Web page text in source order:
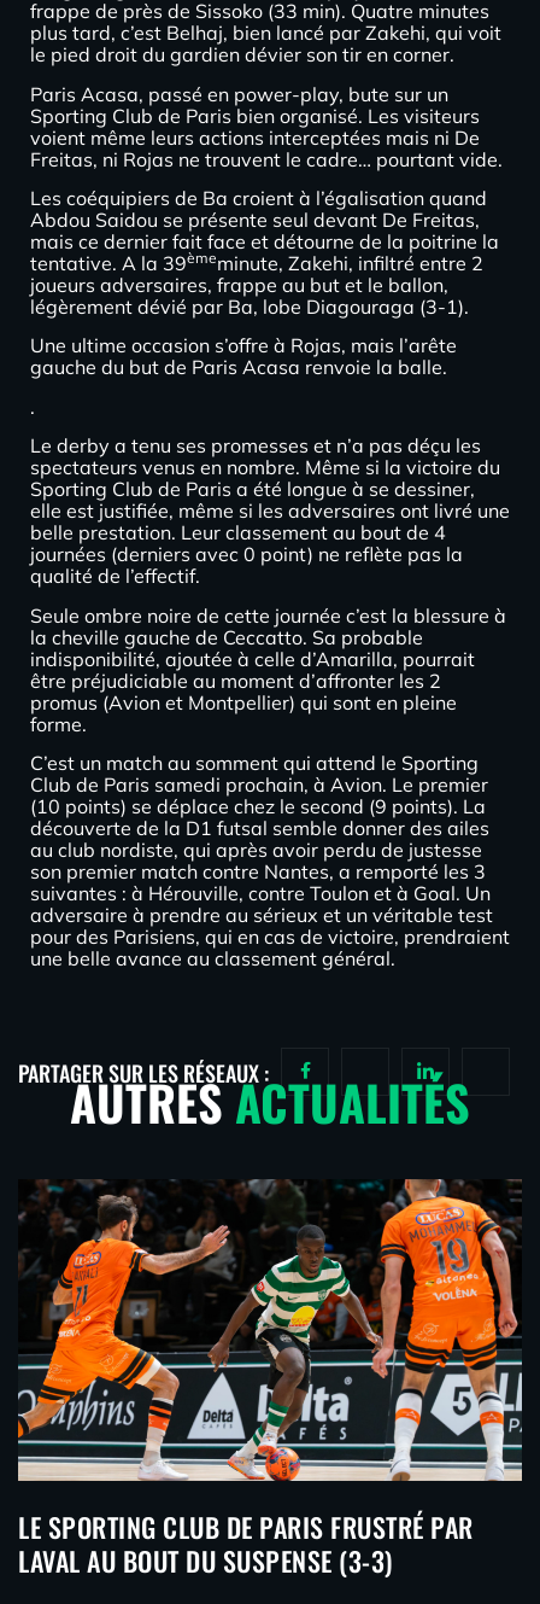
frappe de près de Sissoko (33 min). Quatre minutes
plus tard, c’est Belhaj, bien lancé par Zakehi, qui voit
le pied droit du gardien dévier son tir en corner.
Paris Acasa, passé en power-play, bute sur un
Sporting Club de Paris bien organisé. Les visiteurs
voient même leurs actions interceptées mais ni De
Freitas, ni Rojas ne trouvent le cadre… pourtant vide.
Les coéquipiers de Ba croient à l’égalisation quand
Abdou Saidou se présente seul devant De Freitas,
mais ce dernier fait face et détourne de la poitrine la
tentative. A la 39èmeminute, Zakehi, infiltré entre 2
joueurs adversaires, frappe au but et le ballon,
légèrement dévié par Ba, lobe Diagouraga (3-1).
Une ultime occasion s’offre à Rojas, mais l’arête
gauche du but de Paris Acasa renvoie la balle.
.
Le derby a tenu ses promesses et n’a pas déçu les
spectateurs venus en nombre. Même si la victoire du
Sporting Club de Paris a été longue à se dessiner,
elle est justifiée, même si les adversaires ont livré une
belle prestation. Leur classement au bout de 4
journées (derniers avec 0 point) ne reflète pas la
qualité de l’effectif.
Seule ombre noire de cette journée c’est la blessure à
la cheville gauche de Ceccatto. Sa probable
indisponibilité, ajoutée à celle d’Amarilla, pourrait
être préjudiciable au moment d’affronter les 2
promus (Avion et Montpellier) qui sont en pleine
forme.
C’est un match au somment qui attend le Sporting
Club de Paris samedi prochain, à Avion. Le premier
(10 points) se déplace chez le second (9 points). La
découverte de la D1 futsal semble donner des ailes
au club nordiste, qui après avoir perdu de justesse
son premier match contre Nantes, a remporté les 3
suivantes : à Hérouville, contre Toulon et à Goal. Un
adversaire à prendre au sérieux et un véritable test
pour des Parisiens, qui en cas de victoire, prendraient
une belle avance au classement général.
PARTAGER SUR LES RÉSEAUX :
AUTRESACTUALITÉS
LE SPORTING CLUB DE PARIS FRUSTRÉ PAR
LAVAL AU BOUT DU SUSPENSE (3-3)